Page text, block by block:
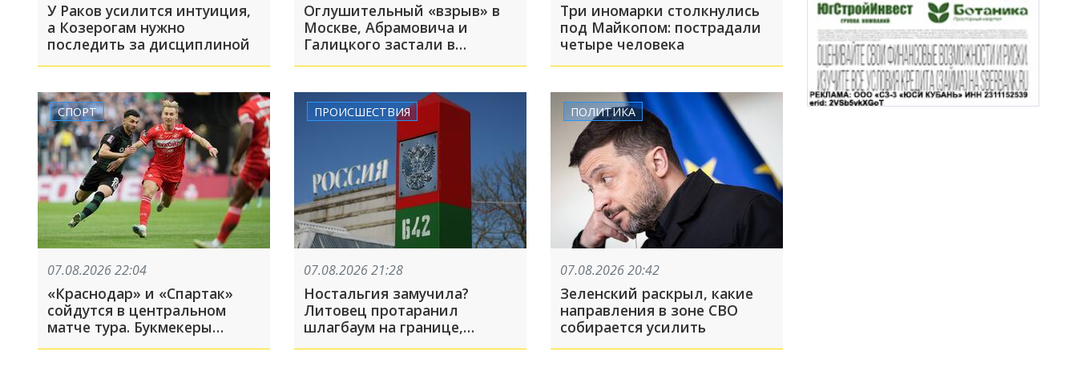
У Раков усилится интуиция,
а Козерогам нужно
последить за дисциплиной
Оглушительный «взрыв» в
Москве, Абрамовича и
Галицкого застали в
знаменитом парке
августа
Три иномарки столкнулись
под Майкопом: пострадали
четыре человека
СПОРТ
07.08.2026 22:04
«Краснодар» и «Спартак»
сойдутся в центральном
матче тура. Букмекеры
назвали фаворита
ПРОИСШЕСТВИЯ
07.08.2026 21:28
Ностальгия замучила?
Литовец протаранил
шлагбаум на границе,
сходил в Россию и вернулся
ПОЛИТИКА
07.08.2026 20:42
Зеленский раскрыл, какие
направления в зоне СВО
собирается усилить